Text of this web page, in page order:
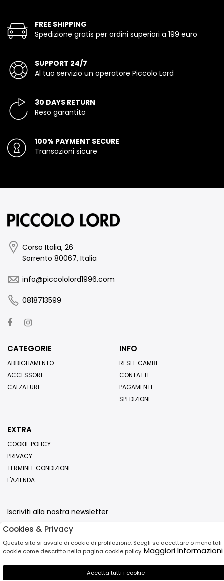
FREE SHIPPING
Spedizione gratis per ordini superiori a 199 euro
SUPPORT 24/7
Al tuo servizio un operatore Piccolo Lord
30 DAYS RETURN
Reso garantito
100% PAYMENT SECURE
Transazioni sicure
Corso Italia, 26
Sorrento 80067, Italia
info@piccololord1996.com
0818713599
CATEGORIE
ABBIGLIAMENTO
ACCESSORI
CALZATURE
INFO
RESI E CAMBI
CONTATTI
PAGAMENTI
SPEDIZIONE
EXTRA
COOKIE POLICY
PRIVACY
TERMINI E CONDIZIONI
L'AZIENDA
Iscriviti alla nostra newsletter
Cookies & Privacy
Questo sito si avvale di cookie di profilazione. Scegli se accettare o meno tali
cookie come descritto nella pagina cookie policy.Maggiori Informazioni
Accetta tutti i cookie